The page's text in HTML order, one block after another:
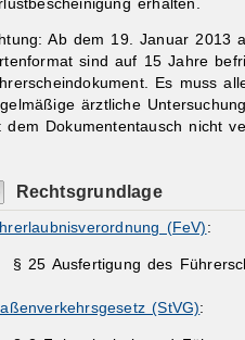
erhalten.
Ab dem 19. Januar 2013
sind auf 15 Jahre
Es muss
ärztliche
dem Dokumententausch nicht
Rechtsgrundlage
(FeV) :
§ 25 Ausfertigung des
(StVG):